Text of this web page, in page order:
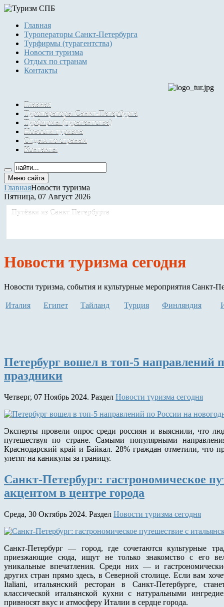
Главная
Туроператоры Санкт-Петербурга
Турфирмы (турагентства)
Новости туризма
Отдых по странам
Контакты
Главная
Туроператоры Санкт-Петербурга
Турфирмы (турагентства)
Новости туризма
Отдых по странам
Контакты
Меню сайта
ГлавнаяНовости туризма
Пятница, 07 Август 2026
Путёвки из Санкт Петербурга
Новости туризма сегодня
Новости туризма, события и культурные мероприятия Санкт-
Италия Египет Тайланд Турция Финляндия
Петербург вошел в топ-5 направлений
праздники
Четверг, 07 Ноябрь 2024. Раздел Новости туризма сегодня
Эксперты провели опрос среди россиян и выяснили, что
путешествуя по стране. Самыми популярными
Краснодарский край и Байкал. 28% граждан отметили, что
улетят на каникулы за границу.
Санкт-Петербург: гастрономическое
акцентом в центре города
Среда, 30 Октябрь 2024. Раздел Новости туризма сегодня
Санкт-Петербург — город, где сочетаются культурные
приезжающие сюда, ищут не только знакомство с его
уникальные впечатления. Среди них — и
других стран прямо здесь, в Северной столице. Если вам
Italiani, итальянский ресторан в Санкт-Петербурге,
классической итальянской кухни с натуральными
привносят вкус и атмосферу Италии в сердце города.